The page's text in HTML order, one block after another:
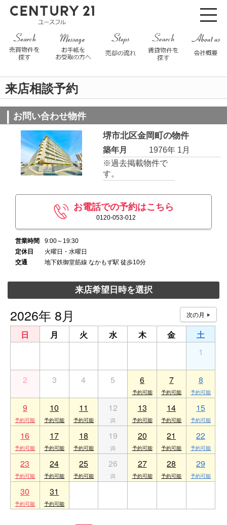
来店相談予約
お問い合わせ物件
堺市北区金岡町の物件
築年月
1976年 1月
※過去掲載物件で
す。
お電話での予約はこちら
0120-053-012
営業時間
9:00～19:30
定休日
火曜日・水曜日
交通
地下鉄御堂筋線 なかもず駅 徒歩10分
来店希望日時を選択
2026年 8月
日 月 火 水 木 金
土
1
2 3 4 5 6 7 8
9 10 11 12 13 14 15
16 17 18 19 20 21 22
23 24 25 26 27 28 29
30 31